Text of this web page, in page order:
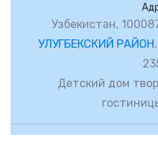
Узбекистан,
УЛУГБЕКСКИЙ РАЙОН
Детский дом